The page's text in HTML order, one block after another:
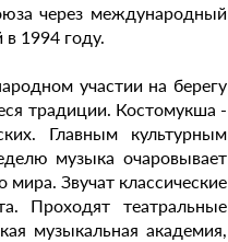
через международный
1994 году.
участии на берегу
традиции. Костомукша -
Главным культурным
музыка очаровывает
Звучат классические
Проходят театральные
музыкальная академия,